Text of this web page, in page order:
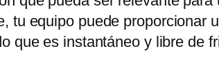
tu equipo puede proporcionar
que es instantáneo y libre de